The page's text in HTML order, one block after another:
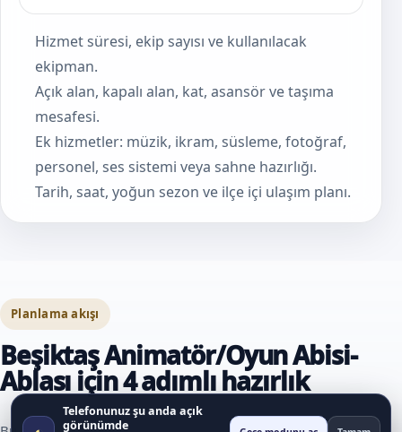
Hizmet süresi, ekip sayısı ve kullanılacak
ekipman.
Açık alan, kapalı alan, kat, asansör ve taşıma
mesafesi.
Ek hizmetler: müzik, ikram, süsleme, fotoğraf,
personel, ses sistemi veya sahne hazırlığı.
Tarih, saat, yoğun sezon ve ilçe içi ulaşım planı.
Planlama akışı
Beşiktaş Animatör/Oyun Abisi-
Ablası için 4 adımlı hazırlık
Telefonunuz şu anda açık
görünümde